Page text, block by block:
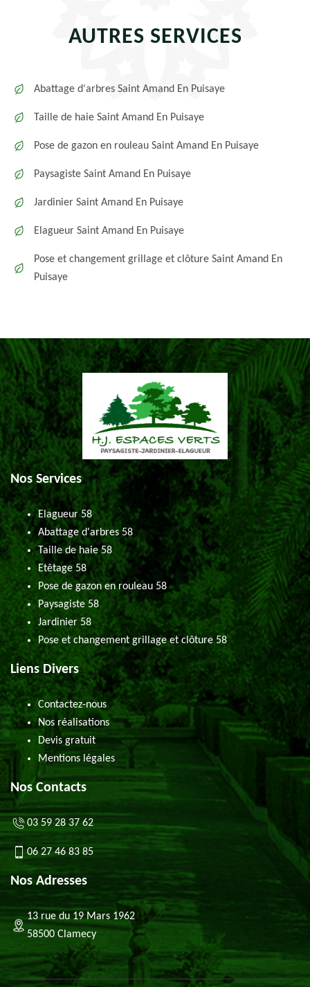
AUTRES SERVICES
Abattage d'arbres Saint Amand En Puisaye
Taille de haie Saint Amand En Puisaye
Pose de gazon en rouleau Saint Amand En Puisaye
Paysagiste Saint Amand En Puisaye
Jardinier Saint Amand En Puisaye
Elagueur Saint Amand En Puisaye
Pose et changement grillage et clôture Saint Amand En
Puisaye
Nos Services
Elagueur 58
Abattage d'arbres 58
Taille de haie 58
Etêtage 58
Pose de gazon en rouleau 58
Paysagiste 58
Jardinier 58
Pose et changement grillage et clôture 58
Liens Divers
Contactez-nous
Nos réalisations
Devis gratuit
Mentions légales
Nos Contacts
03 59 28 37 62
06 27 46 83 85
Nos Adresses
13 rue du 19 Mars 1962
58500 Clamecy